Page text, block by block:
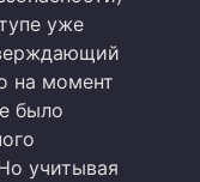
уже
на момент
было
учитывая